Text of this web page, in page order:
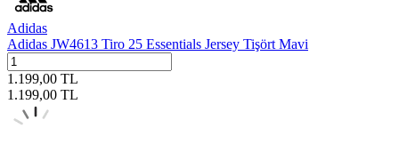
Adidas
Adidas JW4613 Tiro 25 Essentials Jersey Tişört Mavi
1.199,00 TL
1.199,00 TL